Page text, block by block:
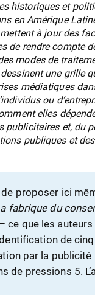
historiques et
en Amérique
à jour des
de rendre compte
modes de
une grille
médiatiques
ou
elles
publicitaires et, du
publiques et
proposer ici
fabrique du
ce que les
de
par la
de pressions 5.